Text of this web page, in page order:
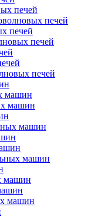
печей
печей
печей
печей
печей
машин
машин
машин
машин
машин
машин